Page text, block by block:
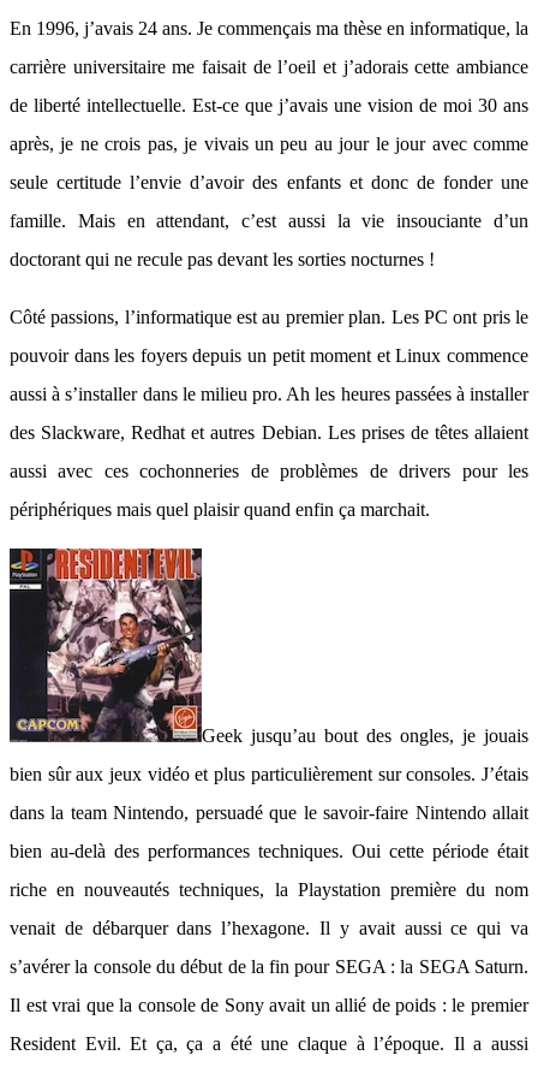
En 1996, j’avais 24 ans. Je commençais ma thèse en informatique, la
carrière universitaire me faisait de l’oeil et j’adorais cette ambiance
de liberté intellectuelle. Est-ce que j’avais une vision de moi 30 ans
après, je ne crois pas, je vivais un peu au jour le jour avec comme
seule certitude l’envie d’avoir des enfants et donc de fonder une
famille. Mais en attendant, c’est aussi la vie insouciante d’un
doctorant qui ne recule pas devant les sorties nocturnes !
Côté passions, l’informatique est au premier plan. Les PC ont pris le
pouvoir dans les foyers depuis un petit moment et Linux commence
aussi à s’installer dans le milieu pro. Ah les heures passées à installer
des Slackware, Redhat et autres Debian. Les prises de têtes allaient
aussi avec ces cochonneries de problèmes de drivers pour les
périphériques mais quel plaisir quand enfin ça marchait.
Geek jusqu’au bout des ongles, je jouais
bien sûr aux jeux vidéo et plus particulièrement sur consoles. J’étais
dans la team Nintendo, persuadé que le savoir-faire Nintendo allait
bien au-delà des performances techniques. Oui cette période était
riche en nouveautés techniques, la Playstation première du nom
venait de débarquer dans l’hexagone. Il y avait aussi ce qui va
s’avérer la console du début de la fin pour SEGA : la SEGA Saturn.
Il est vrai que la console de Sony avait un allié de poids : le premier
Resident Evil. Et ça, ça a été une claque à l’époque. Il a aussi